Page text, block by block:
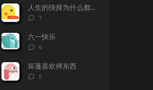
数：
人生的抉择为什么都这么让人无奈？
评
数：
7
六一快乐
评
数：
6
坏蓬喜欢摔东西
评
5